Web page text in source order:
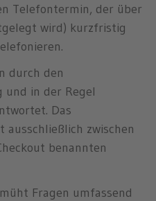
Telefontermin, der über
wird) kurzfristig
durch den
in der Regel
Das
zwischen
benannten
Fragen umfassend